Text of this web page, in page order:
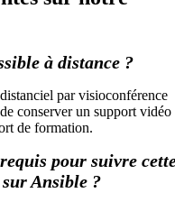
à distance ?
par visioconférence
conserver un support vidéo
de formation.
pour suivre
Ansible ?